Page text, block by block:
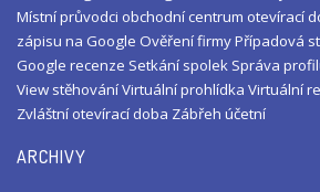
Místní průvodci obchodní centrum otevírací
zápisu na Google Ověření firmyPřípadová
Google recenze Setkání spolek Správa
View stěhováníVirtuální prohlídka Virtuální
Zvláštní otevírací doba Zábřeh účetní
ARCHIVY